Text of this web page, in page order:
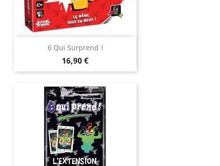
6 Qui Surprend !
Prix
16,90 €